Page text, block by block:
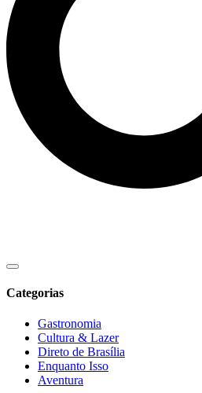
Categorias
Gastronomia
Cultura & Lazer
Direto de Brasília
Enquanto Isso
Aventura